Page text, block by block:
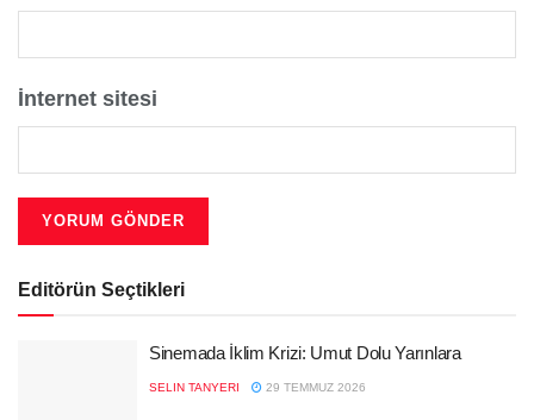
İnternet sitesi
Editörün Seçtikleri
Sinemada İklim Krizi: Umut Dolu Yarınlara
SELIN TANYERI 29 TEMMUZ 2026